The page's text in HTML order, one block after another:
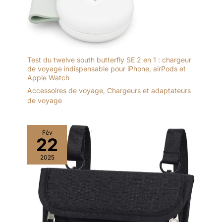
concentrent sur le
tandis que la
réduction du bruit
fond, offrant notre
jour APPLICATION
BOSE : Téléchargez
l’application Bose et
recevez les dernières
mises à jour
logicielles Pour
garantir un
fonctionnement
optimal et avoir accès
Test du twelve south butterfly SE 2 en 1 : chargeur
de voyage indispensable pour iPhone, airPods et
Apple Watch
Accessoires de voyage, Chargeurs et adaptateurs
de voyage
Fév
22
2025